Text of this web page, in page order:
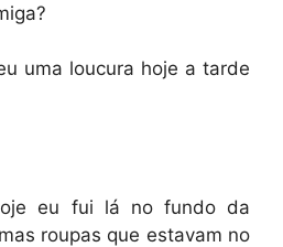
uma loucura hoje a tarde
eu fui lá no fundo da
roupas que estavam no